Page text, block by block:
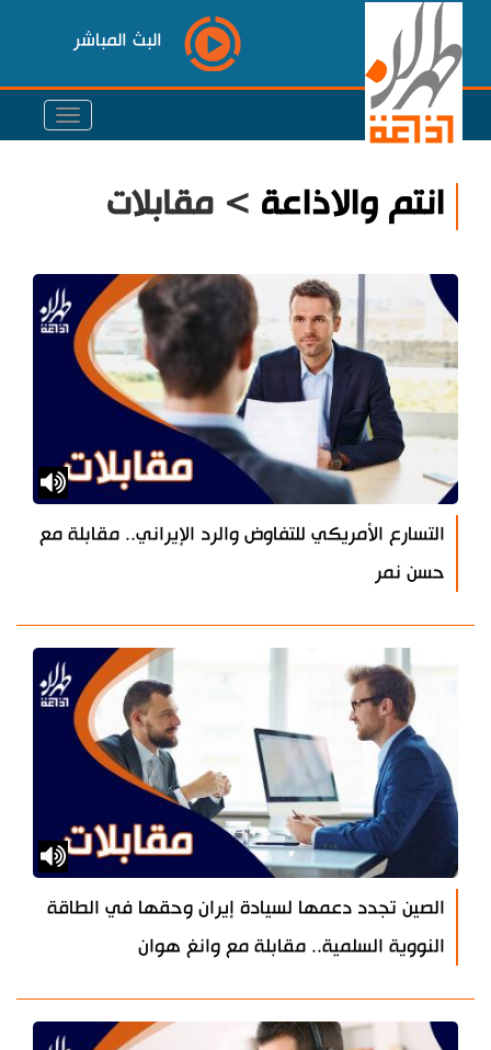
البث المباشر
انتم والاذاعة > مقابلات
التسارع الأمريكي للتفاوض والرد الإيراني.. مقابلة مع
حسن نمر
الصين تجدد دعمها لسيادة إيران وحقها في الطاقة
النووية السلمية.. مقابلة مع وانغ هوان